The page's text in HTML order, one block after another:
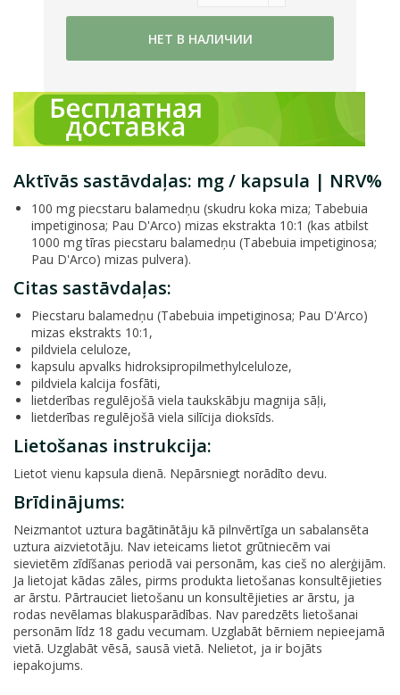
НЕТ В НАЛИЧИИ
Aktīvās sastāvdaļas: mg / kapsula | NRV%
100 mg piecstaru balamedņu (skudru koka miza; Tabebuia
impetiginosa; Pau D'Arco) mizas ekstrakta 10:1 (kas atbilst
1000 mg tīras piecstaru balamedņu (Tabebuia impetiginosa;
Pau D'Arco) mizas pulvera).
Citas sastāvdaļas:
Piecstaru balamedņu (Tabebuia impetiginosa; Pau D'Arco)
mizas ekstrakts 10:1,
pildviela celuloze,
kapsulu apvalks hidroksipropilmethylceluloze,
pildviela kalcija fosfāti,
lietderības regulējošā viela taukskābju magnija sāļi,
lietderības regulējošā viela silīcija dioksīds.
Lietošanas instrukcija:
Lietot vienu kapsula dienā. Nepārsniegt norādīto devu.
Brīdinājums:
Neizmantot uztura bagātinātāju kā pilnvērtīga un sabalansēta
uztura aizvietotāju. Nav ieteicams lietot grūtniecēm vai
sievietēm zīdīšanas periodā vai personām, kas cieš no alerģijām.
Ja lietojat kādas zāles, pirms produkta lietošanas konsultējieties
ar ārstu. Pārtrauciet lietošanu un konsultējieties ar ārstu, ja
rodas nevēlamas blakusparādības. Nav paredzēts lietošanai
personām līdz 18 gadu vecumam. Uzglabāt bērniem nepieejamā
vietā. Uzglabāt vēsā, sausā vietā. Nelietot, ja ir bojāts
iepakojums.